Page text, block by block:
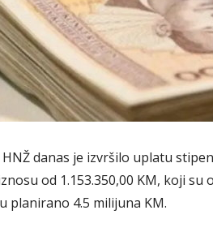
danas je izvršilo uplatu
od 1.153.350,00 KM, koji
planirano 4.5 milijuna KM.